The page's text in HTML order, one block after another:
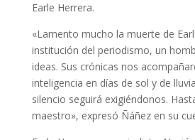
Earle Herrera.
«Lamento mucho la muerte de
institución del periodismo, un
ideas. Sus crónicas nos
inteligencia en días de sol y de
silencio seguirá exigiéndonos.
maestro», expresó Ñáñez en su